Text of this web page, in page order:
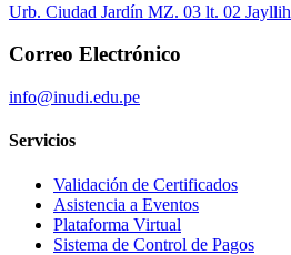
Urb. Ciudad Jardín MZ. 03 lt. 02
Correo Electrónico
info@inudi.edu.pe
Servicios
Validación de Certificados
Asistencia a Eventos
Plataforma Virtual
Sistema de Control de Pagos